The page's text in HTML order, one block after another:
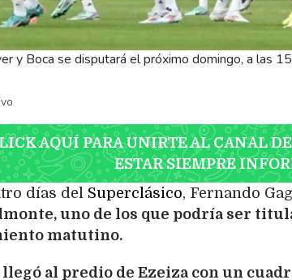
y Boca se disputará el próximo domingo, a las
AQUÍ PARA UNIRTE AL CANAL
ESTAR SIEMPRE
días del Superclásico, Fernando
uno de los que podría ser
matutino.
llegó al predio de Ezeiza con un